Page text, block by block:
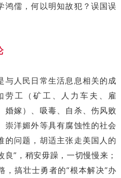
鸿儒，何以明知故犯？误国误
与人民日常生活息息相关的成
劳工（矿工、人力车夫、雇
婚嫁）、吸毒、自杀、伤风败
崇洋媚外等具有腐蚀性的社会
的问题，胡适主张走美国人的
”，稍安毋躁，一切慢慢来；
，搞壮士勇者的“根本解决”办